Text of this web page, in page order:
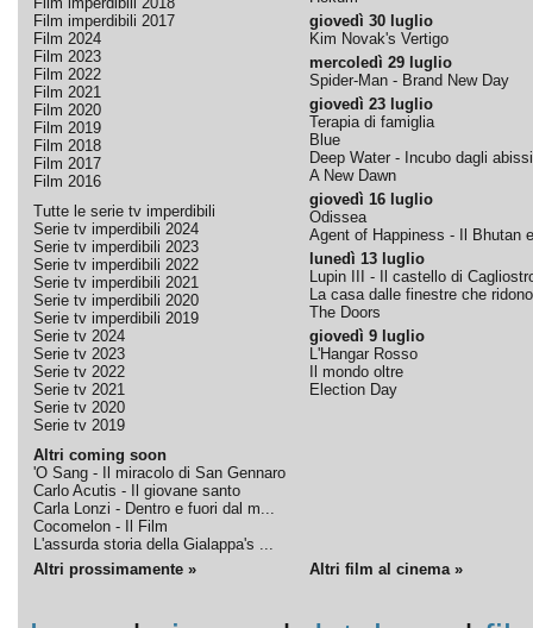
Film imperdibili 2017
Film 2024
Film 2023
Film 2022
Film 2021
Film 2020
Film 2019
Film 2018
Film 2017
Film 2016
Tutte le serie tv imperdibili
Serie tv imperdibili 2024
Serie tv imperdibili 2023
Serie tv imperdibili 2022
Serie tv imperdibili 2021
Serie tv imperdibili 2020
Serie tv imperdibili 2019
Serie tv 2024
Serie tv 2023
Serie tv 2022
Serie tv 2021
Serie tv 2020
Serie tv 2019
Altri coming soon
'O Sang - Il miracolo di San Gennaro
Carlo Acutis - Il giovane santo
Carla Lonzi - Dentro e fuori dal m...
Cocomelon - Il Film
L'assurda storia della Gialappa's ...
giovedì 30 luglio
Kim Novak's Vertigo
mercoledì 29 luglio
Spider-Man - Brand New Day
giovedì 23 luglio
Terapia di famiglia
Blue
Deep Water - Incubo dagli abissi
A New Dawn
giovedì 16 luglio
Odissea
Agent of Happiness - Il Bhutan
lunedì 13 luglio
Lupin III - Il castello di
La casa dalle finestre che ridono
The Doors
giovedì 9 luglio
L'Hangar Rosso
Il mondo oltre
Election Day
Altri prossimamente » Altri film al cinema »